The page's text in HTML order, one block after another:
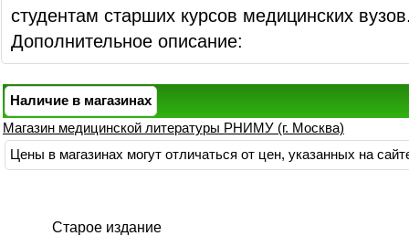
студентам старших курсов медицинских
Дополнительное описание:
Наличие в магазинах
Магазин медицинской литературы РНИМУ (г. Москва)
Цены в магазинах могут отличаться от цен, указанных на
Старое издание